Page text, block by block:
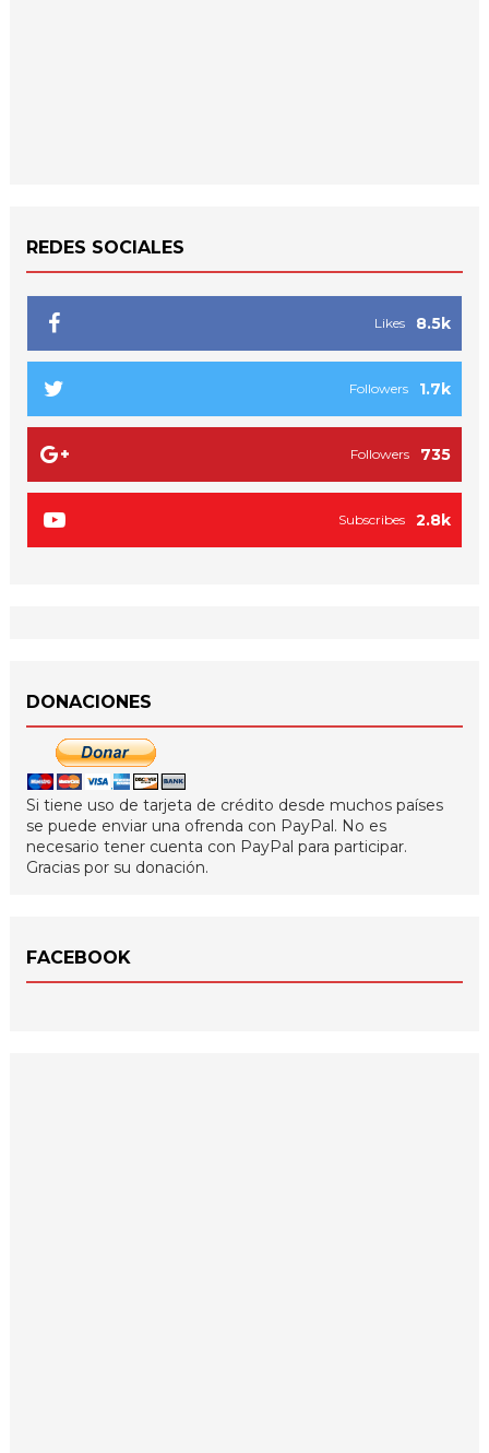
REDES SOCIALES
8.5k
Likes
1.7k
Followers
735
Followers
2.8k
Subscribes
DONACIONES
Si tiene uso de tarjeta de crédito desde muchos países
se puede enviar una ofrenda con PayPal. No es
necesario tener cuenta con PayPal para participar.
Gracias por su donación.
FACEBOOK